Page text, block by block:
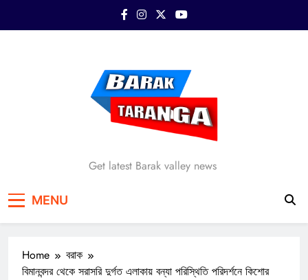
Barak Taranga
Get latest Barak valley news
MENU
Home
বরাক
বিমানবন্দর থেকে সরাসরি দুর্গত এলাকায় বন্যা পরিস্থিতি পরিদর্শনে কিশোর